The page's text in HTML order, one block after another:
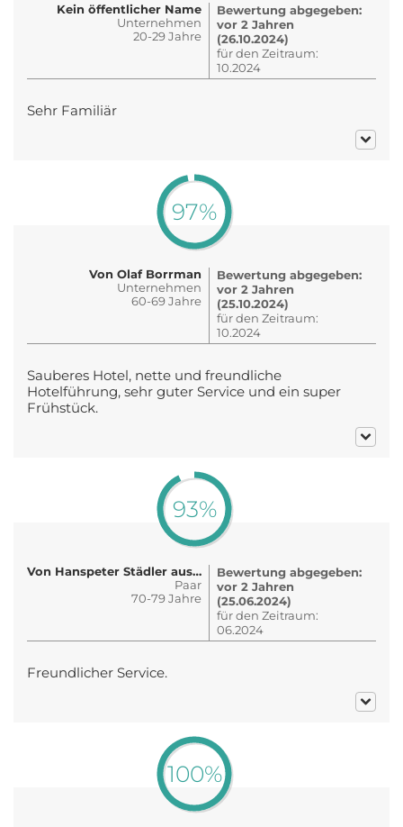
Kein öffentlicher Name
Unternehmen
20-29 Jahre
Bewertung abgegeben:
vor 2 Jahren
(26.10.2024)
für den Zeitraum:
10.2024
Sehr Familiär
97%
Von Olaf Borrman
Unternehmen
60-69 Jahre
Bewertung abgegeben:
vor 2 Jahren
(25.10.2024)
für den Zeitraum:
10.2024
Sauberes Hotel, nette und freundliche
Hotelführung, sehr guter Service und ein super
Frühstück.
93%
Von Hanspeter Städler aus der Schw..
Paar
70-79 Jahre
Bewertung abgegeben:
vor 2 Jahren
(25.06.2024)
für den Zeitraum:
06.2024
Freundlicher Service.
100%